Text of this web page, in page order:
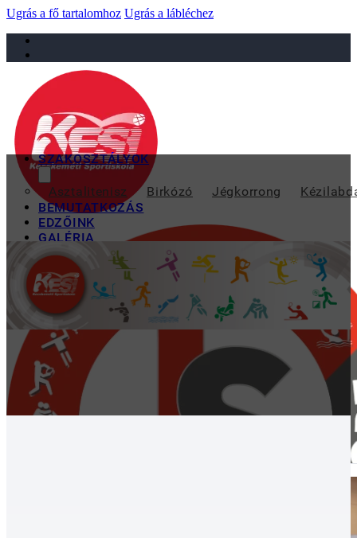
Ugrás a fő tartalomhoz Ugrás a lábléchez
sportiskola@juniorsportkft.hu
SZAKOSZTÁLYOK
Asztalitenisz Birkózó Jégkorrong
BEMUTATKOZÁS
EDZŐINK
GALÉRIA
TAO
KAPCSOLAT